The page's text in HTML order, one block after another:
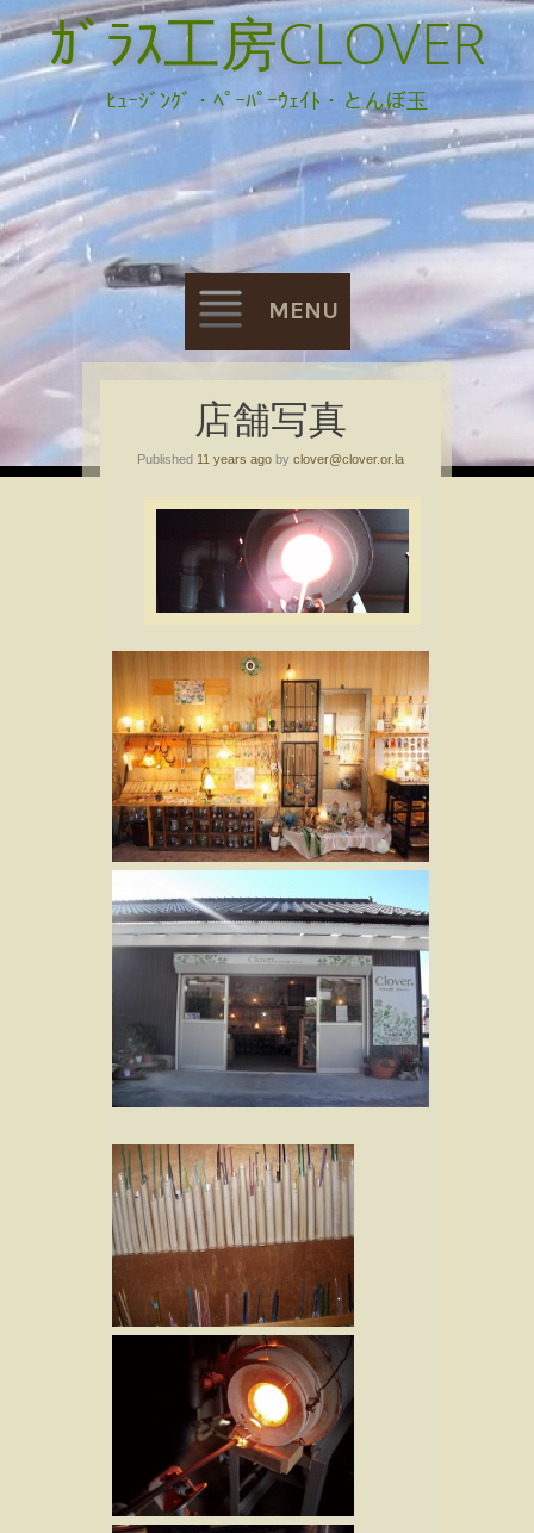
ｶﾞﾗｽ工房CLOVER
ﾋｭｰｼﾞﾝｸﾞ・ﾍﾟｰﾊﾟｰｳｪｲﾄ・とんぼ玉
MENU
Skip
to
店舗写真
Published 11 years ago by clover@clover.or.la